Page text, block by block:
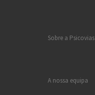
Sobre a Psicovias
A nossa equipa